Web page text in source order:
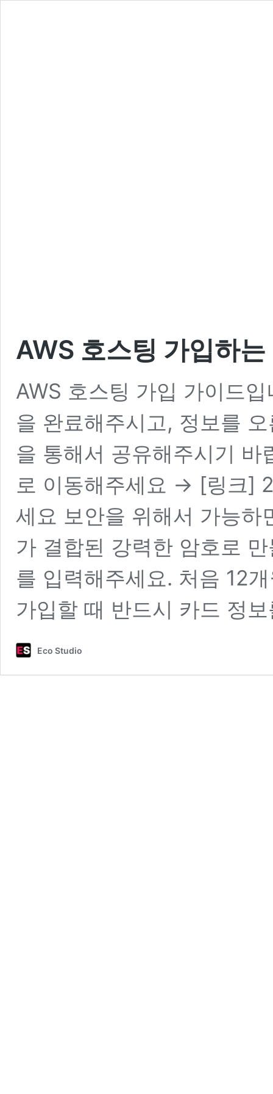
AWS 호스팅 가입하는
AWS 호스팅 가입 가이드
을 완료해주시고, 정보를
을 통해서 공유해주시기 바
로 이동해주세요 → [링크]
세요 보안을 위해서 가능
가 결합된 강력한 암호로
를 입력해주세요. 처음 12
가입할 때 반드시 카드 정
Eco Studio